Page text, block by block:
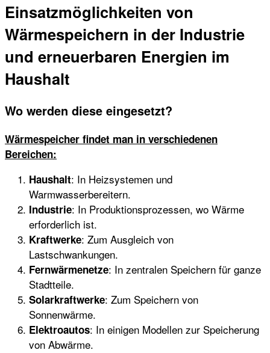
Einsatzmöglichkeiten von
Wärmespeichern in der Industrie
und erneuerbaren Energien im
Haushalt
Wo werden diese eingesetzt?
Wärmespeicher findet man in verschiedenen
Bereichen:
Haushalt: In Heizsystemen und
Warmwasserbereitern.
Industrie: In Produktionsprozessen, wo Wärme
erforderlich ist.
Kraftwerke: Zum Ausgleich von
Lastschwankungen.
Fernwärmenetze: In zentralen Speichern für ganze
Stadtteile.
Solarkraftwerke: Zum Speichern von
Sonnenwärme.
Elektroautos: In einigen Modellen zur Speicherung
von Abwärme.